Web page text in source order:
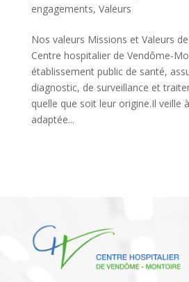
engagements, Valeurs
Nos valeurs Missions et Valeurs
Centre hospitalier de Vendôme-
établissement public de santé,
diagnostic, de surveillance et
quelle que soit leur origine.Il veille
adaptée...